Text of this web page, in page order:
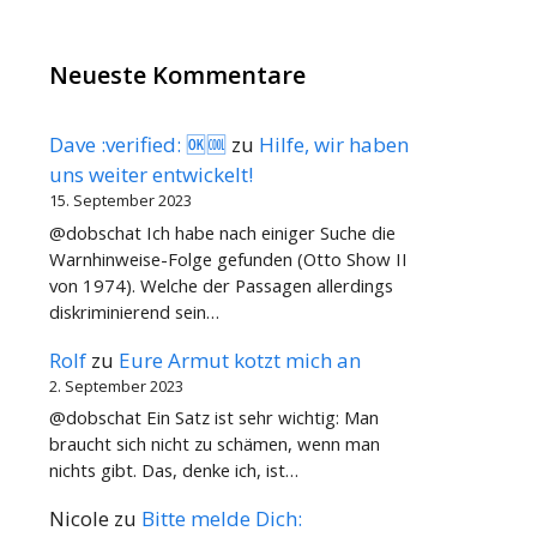
Neueste Kommentare
Dave :verified: 🆗🆒 zu Hilfe, wir haben
uns weiter entwickelt!
15. September 2023
@dobschat Ich habe nach einiger Suche die
Warnhinweise-Folge gefunden (Otto Show II
von 1974). Welche der Passagen allerdings
diskriminierend sein…
Rolf zu Eure Armut kotzt mich an
2. September 2023
@dobschat Ein Satz ist sehr wichtig: Man
braucht sich nicht zu schämen, wenn man
nichts gibt. Das, denke ich, ist…
Nicole zu Bitte melde Dich: